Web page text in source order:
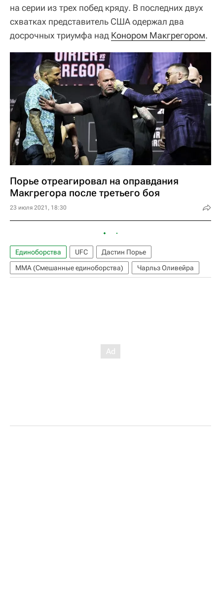
на серии из трех побед кряду. В последних двух
схватках представитель США одержал два
досрочных триумфа над Конором Макгрегором.
Порье отреагировал на оправдания
Макгрегора после третьего боя
23 июля 2021, 18:30
Единоборства UFC
Дастин Порье
ММА (Смешанные единоборства)
Чарльз Оливейра